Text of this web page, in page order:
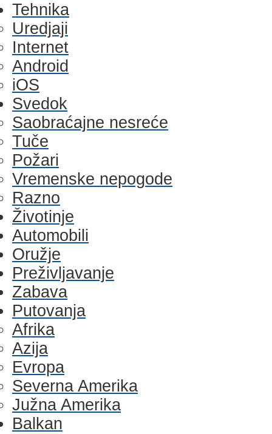
Tehnika
Uredjaji
Internet
Android
iOS
Svedok
Saobraćajne nesreće
Tuče
Požari
Vremenske nepogode
Razno
Životinje
Automobili
Oružje
Preživljavanje
Zabava
Putovanja
Afrika
Azija
Evropa
Severna Amerika
Južna Amerika
Balkan